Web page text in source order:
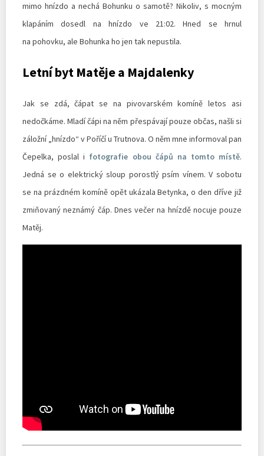
mimo hnízdo a nechá Bohunku o samotě? Nikoliv, s mocným
klapáním dosedl na hnízdo ve 21:02. Hned se hrnul
na pohovku, ale Bohunka ho jen tak nepustila.
Letní byt Matěje a Majdalenky
Jak se zdá, čápat se na pivovarském komíně letos asi
nedočkáme. Mladí čápi na něm přespávají pouze občas, našli si
záložní „hnízdo“ v Poříčí u Trutnova. O něm mne informoval pan
Čepelka, poslal i fotografie obou čápů na tomto místě.
Jedná se o elektrický sloup porostlý psím vínem. V sobotu
se na prázdném komíně opět ukázala Betynka, o den dříve již
zmiňovaný neznámý čáp. Dnes večer na hnízdě nocuje pouze
Matěj.